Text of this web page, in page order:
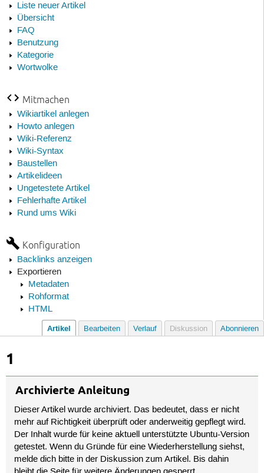
Liste neuer Artikel
Übersicht
FAQ
Benutzung
Kategorie
Wortwolke
Mitmachen
Wikiartikel anlegen
Howto anlegen
Wiki-Referenz
Wiki-Syntax
Baustellen
Artikelideen
Ungetestete Artikel
Fehlerhafte Artikel
Rund ums Wiki
Konfiguration
Backlinks anzeigen
Exportieren
Metadaten
Rohformat
HTML
Artikel Bearbeiten Verlauf Diskussion Abonnieren
1
Archivierte Anleitung
Dieser Artikel wurde archiviert. Das bedeutet, dass er nicht
mehr auf Richtigkeit überprüft oder anderweitig gepflegt wird.
Der Inhalt wurde für keine aktuell unterstützte Ubuntu-Version
getestet. Wenn du Gründe für eine Wiederherstellung siehst,
melde dich bitte in der Diskussion zum Artikel. Bis dahin